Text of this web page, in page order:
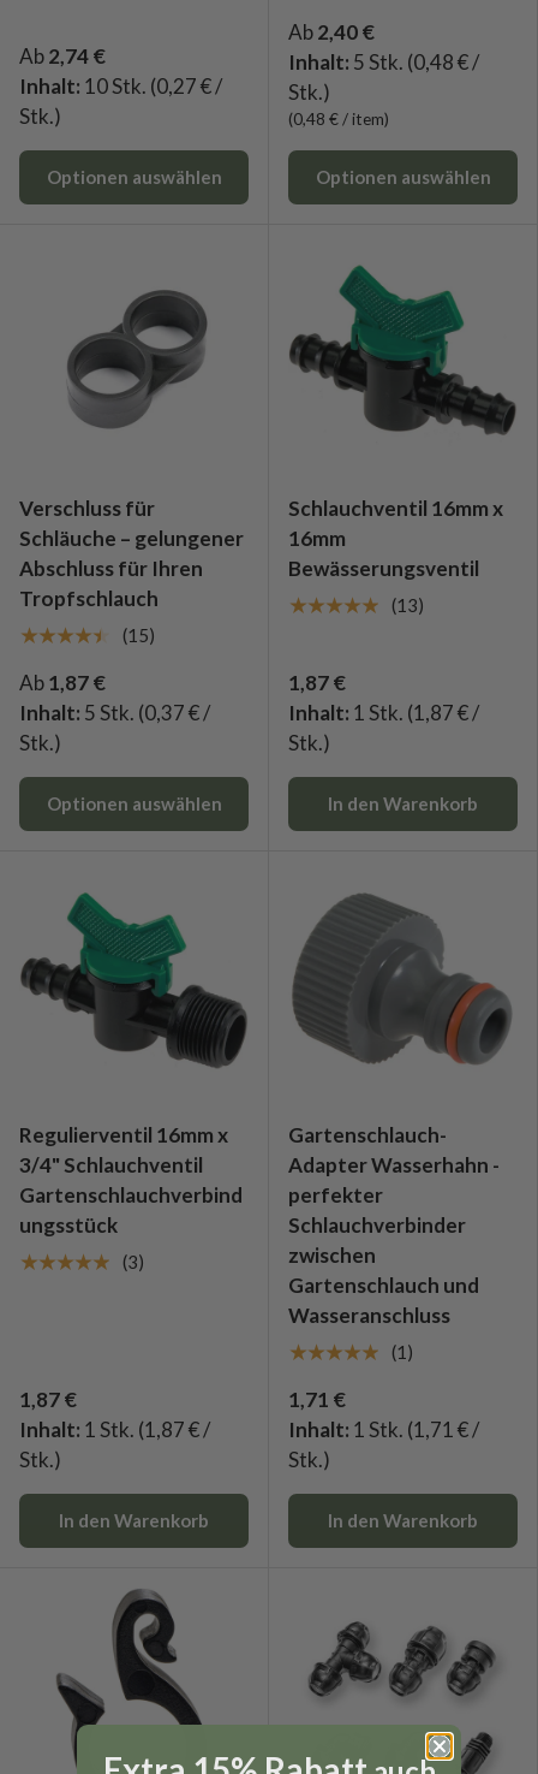
Ab2,74 €
Inhalt: 10 Stk. (0,27 € /
Stk.)
Optionen auswählen
Ab2,40 €
Inhalt: 5 Stk. (0,48 € /
Stk.)
Grundpreis
0,48 €/ item
Optionen auswählen
Verschluss für
Schläuche – gelungener
Abschluss für Ihren
Tropfschlauch
★★★★★
(15)
Ab1,87 €
Inhalt: 5 Stk. (0,37 € /
Stk.)
Optionen auswählen
Schlauchventil 16mm x
16mm
Bewässerungsventil
★★★★★
(13)
1,87 €
Inhalt: 1 Stk. (1,87 € /
Stk.)
In den Warenkorb
Regulierventil 16mm x
3/4" Schlauchventil
Gartenschlauchverbind
ungsstück
★★★★★
(3)
1,87 €
Inhalt: 1 Stk. (1,87 € /
Stk.)
In den Warenkorb
Gartenschlauch-
Adapter Wasserhahn -
perfekter
Schlauchverbinder
zwischen
Gartenschlauch und
Wasseranschluss
★★★★★
(1)
1,71 €
Inhalt: 1 Stk. (1,71 € /
Stk.)
In den Warenkorb